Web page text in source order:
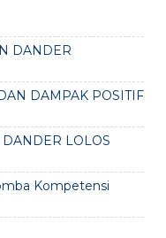
DANDER
DAMPAK POSITIF
LOLOS
Kompetensi